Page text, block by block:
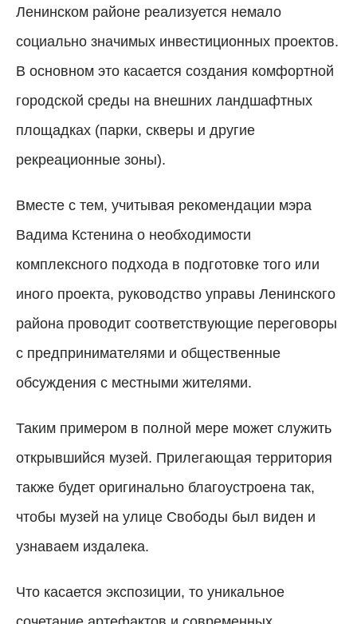
Ленинском районе реализуется немало
социально значимых инвестиционных проектов.
В основном это касается создания комфортной
городской среды на внешних ландшафтных
площадках (парки, скверы и другие
рекреационные зоны).
Вместе с тем, учитывая рекомендации мэра
Вадима Кстенина о необходимости
комплексного подхода в подготовке того или
иного проекта, руководство управы Ленинского
района проводит соответствующие переговоры
с предпринимателями и общественные
обсуждения с местными жителями.
Таким примером в полной мере может служить
открывшийся музей. Прилегающая территория
также будет оригинально благоустроена так,
чтобы музей на улице Свободы был виден и
узнаваем издалека.
Что касается экспозиции, то уникальное